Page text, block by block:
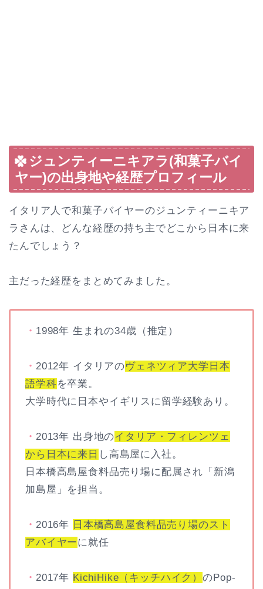
ジュンティーニキアラ(和菓子バイ
ヤー)の出身地や経歴プロフィール
イタリア人で和菓子バイヤーのジュンティーニキア
ラさんは、どんな経歴の持ち主でどこから日本に来
たんでしょう？
主だった経歴をまとめてみました。
・ 1998年 生まれの34歳（推定）
・ 2012年 イタリアのヴェネツィア大学日本
語学科を卒業。
大学時代に日本やイギリスに留学経験あり。
・ 2013年 出身地のイタリア・フィレンツェ
から日本に来日 し高島屋に入社。
日本橋高島屋食料品売り場に配属され「新潟
加島屋」を担当。
・ 2016年 日本橋高島屋食料品売り場のスト
アバイヤーに就任
・ 2017年 KichiHike（キッチハイク）のPop-